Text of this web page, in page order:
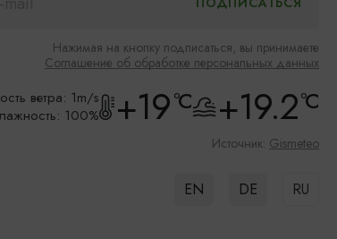
Нажимая на кнопку подписаться, вы принимаете
Соглашение об обработке персональных данных
ветра: 1m/s
100%
+19°C +19.2°C
Источник: Gismeteo
EN DE RU